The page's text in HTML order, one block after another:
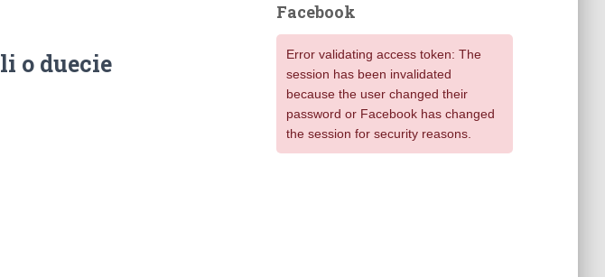
o duecie
Facebook
Error validating access token: The
session has been invalidated
because the user changed their
password or Facebook has changed
the session for security reasons.